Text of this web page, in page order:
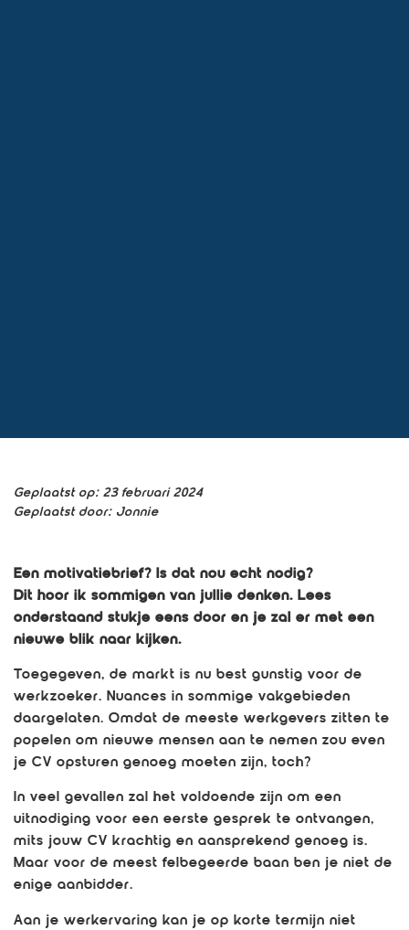
Geplaatst op: 23 februari 2024
Geplaatst door: Jonnie
Een motivatiebrief? Is dat nou echt nodig?
Dit hoor ik sommigen van jullie denken. Lees
onderstaand stukje eens door en je zal er met een
nieuwe blik naar kijken.
Toegegeven, de markt is nu best gunstig voor de
werkzoeker. Nuances in sommige vakgebieden
daargelaten. Omdat de meeste werkgevers zitten te
popelen om nieuwe mensen aan te nemen zou even
je CV opsturen genoeg moeten zijn, toch?
In veel gevallen zal het voldoende zijn om een
uitnodiging voor een eerste gesprek te ontvangen,
mits jouw CV krachtig en aansprekend genoeg is.
Maar voor de meest felbegeerde baan ben je niet de
enige aanbidder.
Aan je werkervaring kan je op korte termijn niet